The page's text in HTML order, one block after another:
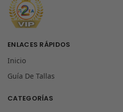
ENLACES RÁPIDOS
Inicio
Guía De Tallas
CATEGORÍAS